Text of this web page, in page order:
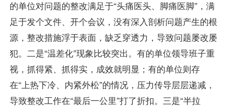
的单位对问题的整改满足于“头痛医头、脚痛医脚”，满
足于发个文件、开个会议，没有深入剖析问题产生的根
源，整改措施浮于表面，缺乏穿透力，导致问题屡改屡
犯。二是“温差化”现象比较突出。有的单位领导班子重
视，抓得紧、抓得实，成效就明显；有的单位则存
在“上热下冷、内紧外松”的情况，压力传导层层递减，
导致整改工作在“最后一公里”打了折扣。三是“半拉